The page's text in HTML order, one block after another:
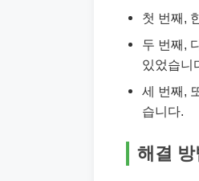
첫 번째,
두 번째,
있었습니
세 번째,
습니다.
해결 방